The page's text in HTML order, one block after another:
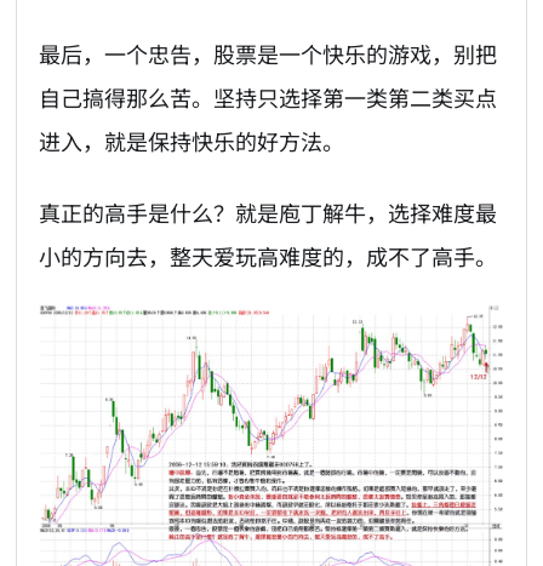
最后，一个忠告，股票是一个快乐的游戏，别把
自己搞得那么苦。坚持只选择第一类第二类买点
进入，就是保持快乐的好方法。
真正的高手是什么？就是庖丁解牛，选择难度最
小的方向去，整天爱玩高难度的，成不了高手。